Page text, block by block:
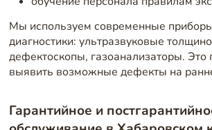
Мы используем современные
диагностики: ультразвуковые
дефектоскопы, газоанализаторы. Это
выявить возможные дефекты на
Гарантийное и